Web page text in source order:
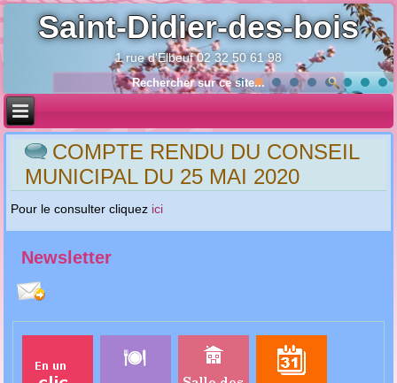
Saint-Didier-des-bois
1 rue d'Elbeuf 02 32 50 61 98
COMPTE RENDU DU CONSEIL
MUNICIPAL DU 25 MAI 2020
Pour le consulter cliquez ici
Newsletter
Année
précédente
Mois
précédent
Année
suivante
Mois
suivant